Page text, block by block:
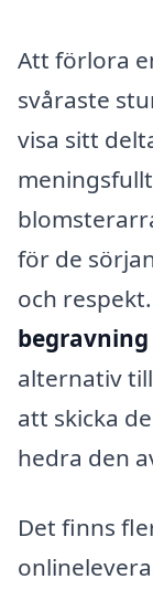
Att förlora
svåraste
visa sitt
för de
och
alternativ
att skicka
hedra den
Det finns